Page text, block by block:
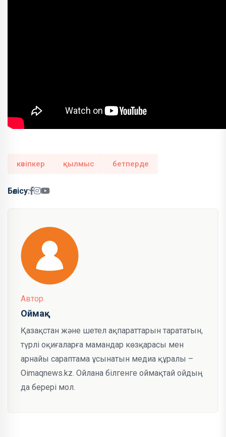
кәсіпкер қылмыс бетперде
Бөлісу:
Автор
Оймақ
Қазақстан және шетел ақпараттарын тарататын,
түрлі оқиғаларға мамандар көзқарасы мен
арнайы сараптама ұсынатын медиа құралы –
Oimaqnews.kz. Ойлана білгенге оймақтай ойдың
да берері мол.